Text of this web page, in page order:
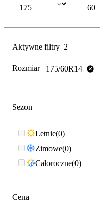
Aktywne filtry 2
Rozmiar 175/60R14
Sezon
Letnie 0
Zimowe 0
Całoroczne 0
Cena